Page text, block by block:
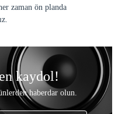
zaman ön planda
kaydol!
haberdar olun.